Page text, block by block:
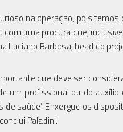
na operação, pois
com uma procura que,
Luciano Barbosa, head do
que deve ser
um profissional ou do
de saúde’. Enxergue os
Paladini.